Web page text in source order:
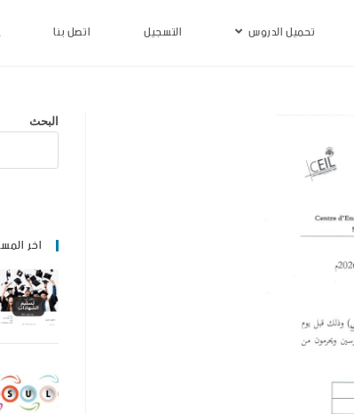
تحميل الدروس التسجيل اتصل بنا
البحث
اخر